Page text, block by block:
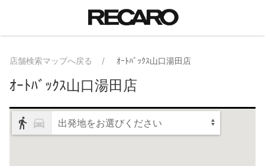
店舗検索マップへ戻る ｵｰﾄﾊﾞｯｸｽ山口湯田店
ｵｰﾄﾊﾞｯｸｽ山口湯田店
出発地をお選びください